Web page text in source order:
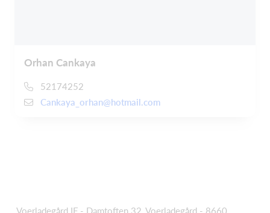
Orhan Cankaya
52174252
Cankaya_orhan@hotmail.com
Voerladegård IF - Damtoften 32, Voerladegård - 8660